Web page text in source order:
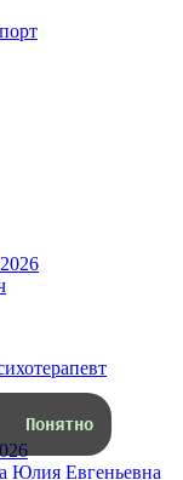
Понятно